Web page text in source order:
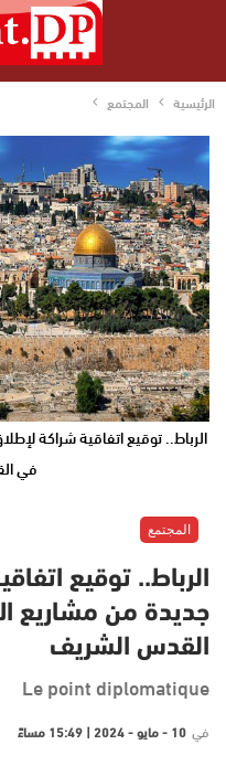
الرئيسية المجتمع
الرباط.. توقيع اتفاقية شراكة
في
المجتمع
الرباط.. توقيع
جديدة من مشاريع
القدس الشريف
Le point diplomatique
في 10 - مايو - 2024 | 15:49 مساءً